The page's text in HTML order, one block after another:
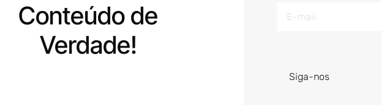
Conteúdo de
Verdade!
Siga-nos